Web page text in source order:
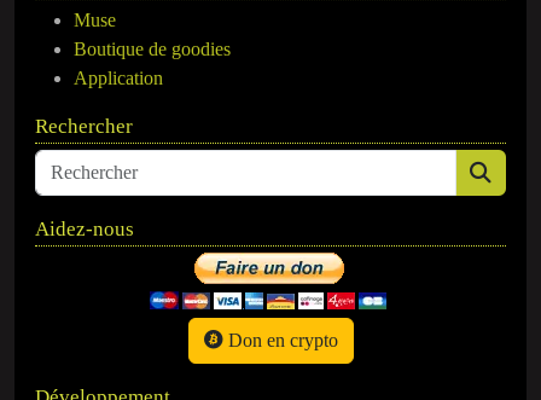
Muse
Boutique de goodies
Application
Rechercher
Aidez-nous
Don en crypto